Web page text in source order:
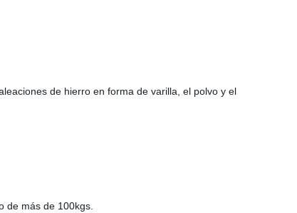
de hierro en forma de varilla, el polvo y el
de más de 100kgs.